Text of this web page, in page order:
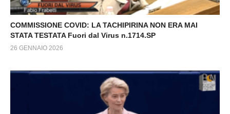
COMMISSIONE COVID: LA TACHIPIRINA NON ERA MAI
STATA TESTATA Fuori dal Virus n.1714.SP
26 GENNAIO 2026